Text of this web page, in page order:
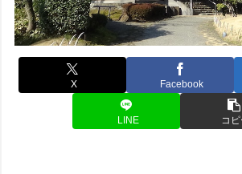
X Facebook
LINE コピ